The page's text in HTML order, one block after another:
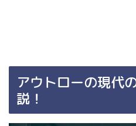
アウトローの現代
説！